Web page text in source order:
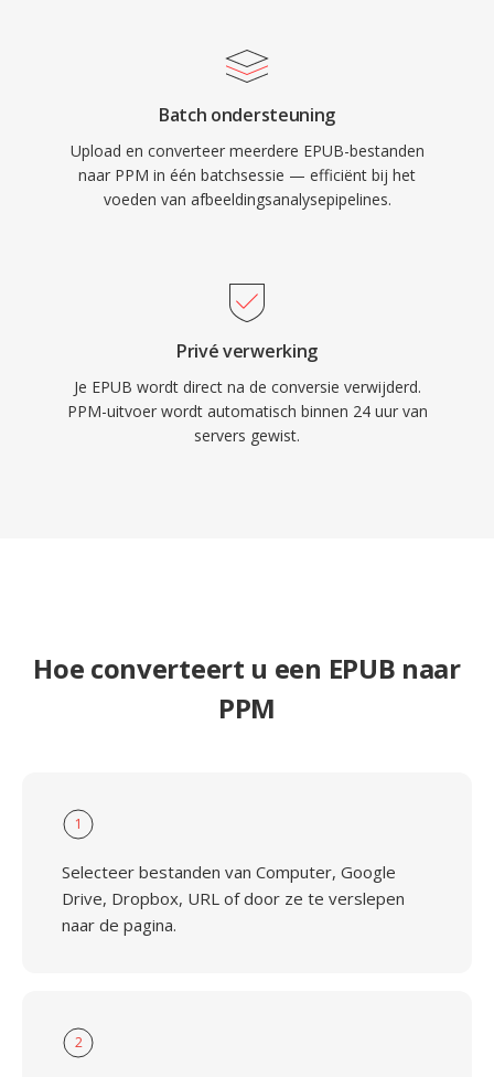
Batch ondersteuning
Upload en converteer meerdere EPUB-bestanden
naar PPM in één batchsessie — efficiënt bij het
voeden van afbeeldingsanalysepipelines.
Privé verwerking
Je EPUB wordt direct na de conversie verwijderd.
PPM-uitvoer wordt automatisch binnen 24 uur van
servers gewist.
Hoe converteert u een EPUB naar
PPM
1
Selecteer bestanden van Computer, Google
Drive, Dropbox, URL of door ze te verslepen
naar de pagina.
2